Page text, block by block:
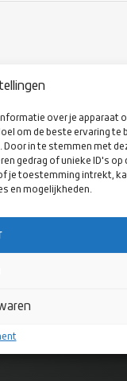
over je apparaat
om de beste ervaring te
in te stemmen met
gedrag of unieke ID's op
je toestemming intrekt,
en mogelijkheden.